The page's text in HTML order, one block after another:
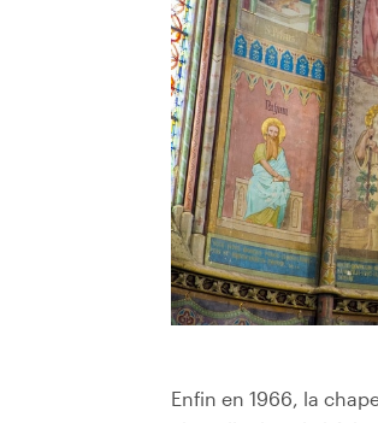
Enfin en 1966, la